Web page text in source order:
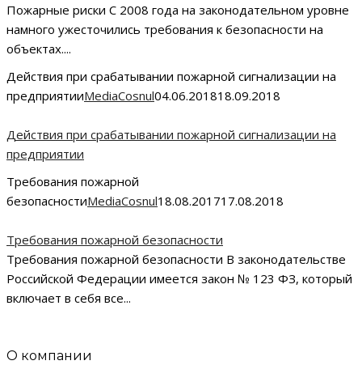
Пожарные риски С 2008 года на законодательном уровне
намного ужесточились требования к безопасности на
объектах....
Действия при срабатывании пожарной сигнализации на
предприятииMediaCosnul04.06.201818.09.2018
Действия при срабатывании пожарной сигнализации на
предприятии
Требования пожарной
безопасностиMediaCosnul18.08.201717.08.2018
Требования пожарной безопасности
Требования пожарной безопасности В законодательстве
Российской Федерации имеется закон № 123 ФЗ, который
включает в себя все...
О компании